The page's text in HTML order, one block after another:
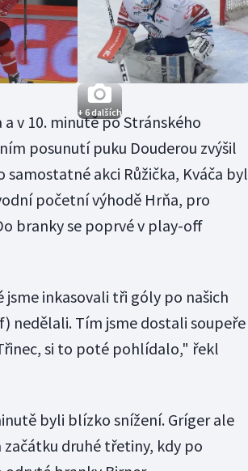
+ 6 dalších
v 10. minutě po Stránského
posunutí puku Douderou zvýšil
akci Růžička, Kváča byl
početní výhodě Hrňa, pro
branky se poprvé v play-off
inkasovali tři góly po našich
nedělali. Tím jsme dostali soupeře
si to poté pohlídalo," řekl
byli blízko snížení. Gríger ale
druhé třetiny, kdy po